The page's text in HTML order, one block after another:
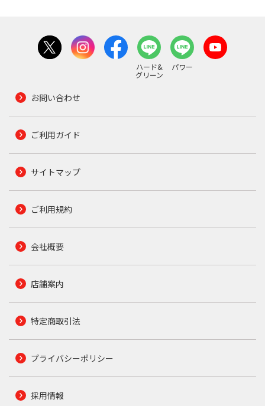
ハード&
グリーン
パワー
お問い合わせ
ご利用ガイド
サイトマップ
ご利用規約
会社概要
店舗案内
特定商取引法
プライバシーポリシー
採用情報